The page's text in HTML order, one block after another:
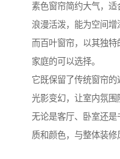
素色窗帘简约大气，
浪漫活泼，能为空间增
而百叶窗帘，以其独
家庭的可以选择。
它既保留了传统窗帘
光影变幻，让室内氛围
无论是客厅、卧室还
质和颜色，与整体装修